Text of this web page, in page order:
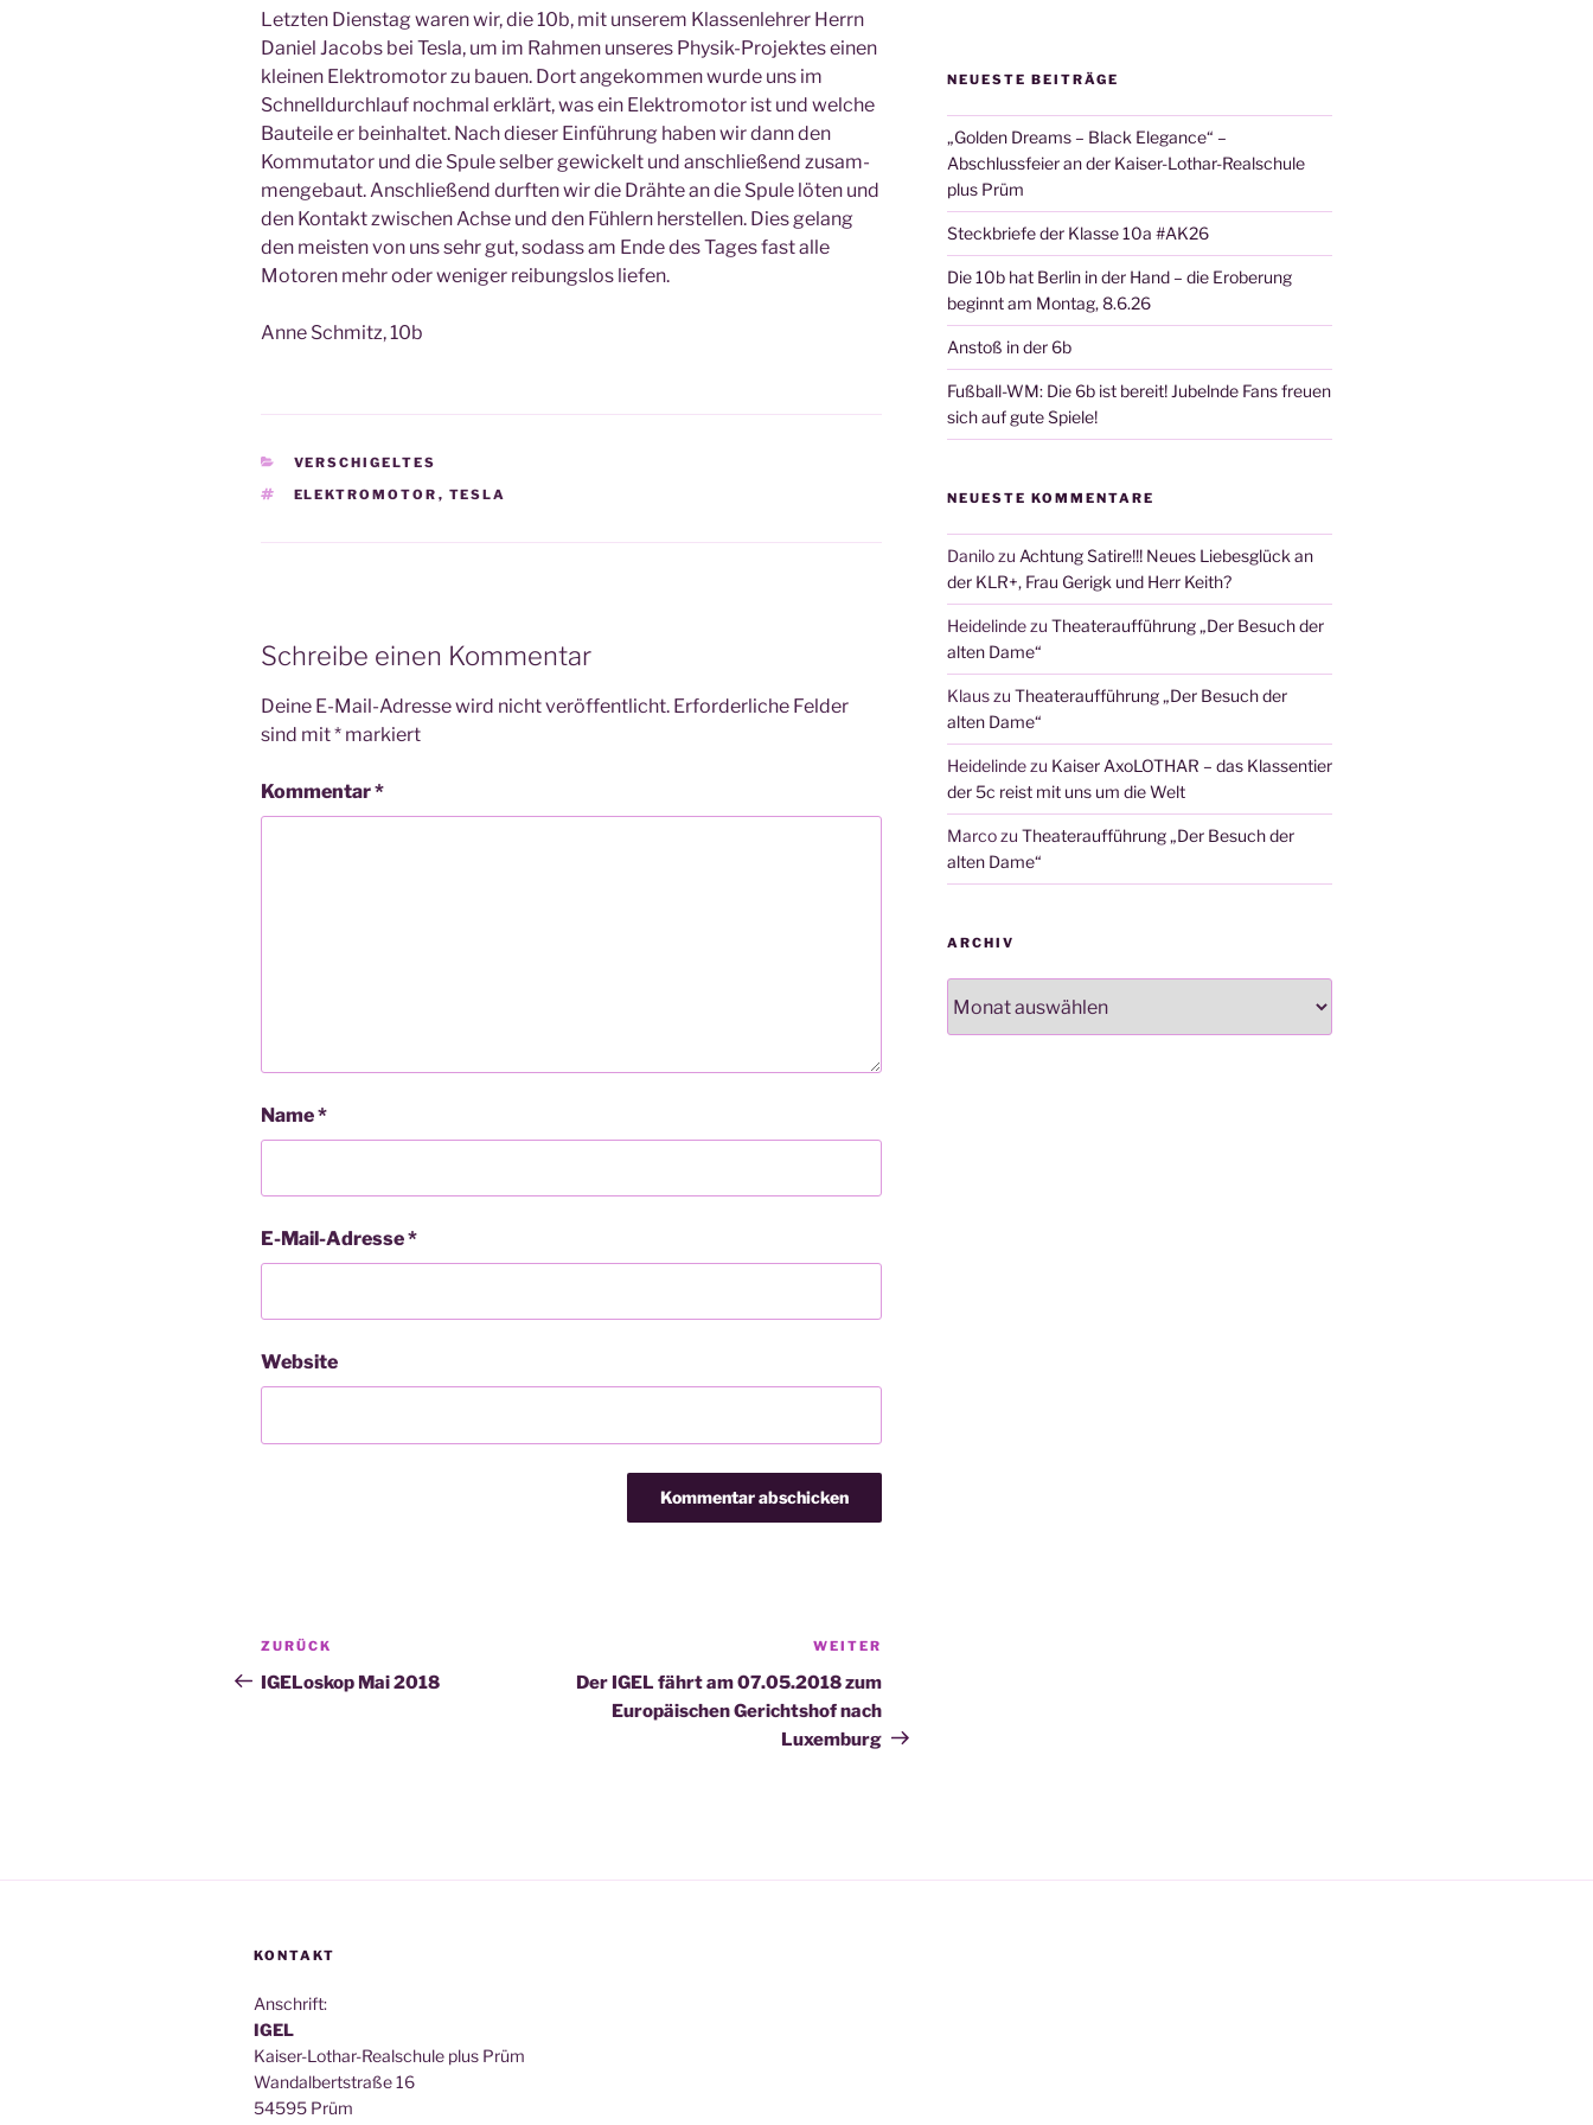
Letz­ten Diens­tag waren wir, die 10b, mit unse­rem Klas­sen­leh­rer Herrn
Dani­el Jacobs bei Tes­la, um im Rah­men unse­res Phy­sik-Pro­jek­tes einen
klei­nen Elek­tro­mo­tor zu bau­en. Dort ange­kom­men wur­de uns im
Schnell­durch­lauf noch­mal erklärt, was ein Elek­tro­mo­tor ist und wel­che
Bau­tei­le er beinhal­tet. Nach die­ser Ein­füh­rung haben wir dann den
Kom­mu­ta­tor und die Spu­le sel­ber gewi­ckelt und anschlie­ßend zusam­
men­ge­baut. Anschlie­ßend durf­ten wir die Dräh­te an die Spu­le löten und
den Kon­takt zwi­schen Ach­se und den Füh­lern her­stel­len. Dies gelang
den meis­ten von uns sehr gut, sodass am Ende des Tages fast alle
Moto­ren mehr oder weni­ger rei­bungs­los liefen.
Anne Schmitz, 10b
KATEGORIEN
VERSCHIGELTES
SCHLAGWÖRTER
ELEKTROMOTOR , TESLA
Schreibe einen Kommentar
Deine E-Mail-Adresse wird nicht veröffentlicht. Erforderliche Felder
sind mit* markiert
Kommentar*
Name*
E-Mail-Adresse*
Website
Beitragsnavigation
Vorheriger
Beitrag
ZURÜCK
IGELoskop Mai 2018
Beitrag
WEITER
Der IGEL fährt am 07.05.2018 zum
Europäischen Gerichtshof nach
Luxemburg
NEUESTE BEITRÄGE
„Golden Dreams – Black Elegance“ –
Abschlussfeier an der Kaiser-Lothar-Realschule
plus Prüm
Steckbriefe der Klasse 10a #AK26
Die 10b hat Berlin in der Hand – die Eroberung
beginnt am Montag, 8.6.26
Anstoß in der 6b
Fußball-WM: Die 6b ist bereit! Jubelnde Fans freuen
sich auf gute Spiele!
NEUESTE KOMMENTARE
Danilozu Achtung Satire!!! Neues Liebesglück an
der KLR+, Frau Gerigk und Herr Keith?
Heidelindezu Theateraufführung „Der Besuch der
alten Dame“
Klauszu Theateraufführung „Der Besuch der
alten Dame“
Heidelindezu Kaiser AxoLOTHAR – das Klassentier
der 5c reist mit uns um die Welt
Marcozu Theateraufführung „Der Besuch der
alten Dame“
ARCHIV
KONTAKT
Anschrift:
IGEL
Kai­ser-Lothar-Real­schu­le plus Prüm
Wan­dal­bert­stra­ße 16
54595 Prüm